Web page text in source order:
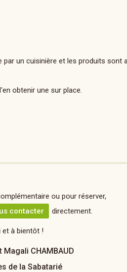
un cuisinière et les produits sont
obtenir une sur place.
ou pour réserver,
contacter directement.
et à bientôt !
Magali CHAMBAUD
de la Sabatarié